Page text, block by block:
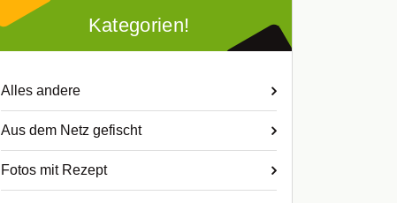
Kategorien!
Alles andere
Aus dem Netz gefischt
Fotos mit Rezept